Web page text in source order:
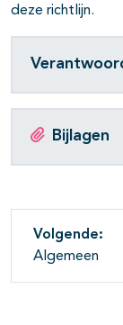
deze richtlijn.
Bijlagen
Volgende:
Algemeen